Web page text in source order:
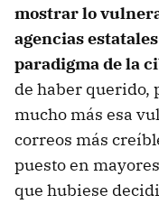
mostrar lo
agencias
paradigma de la
de haber querido,
mucho más esa
correos más
puesto en
que hubiese